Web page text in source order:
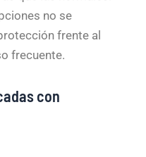
no se
frente al
frecuente.
con